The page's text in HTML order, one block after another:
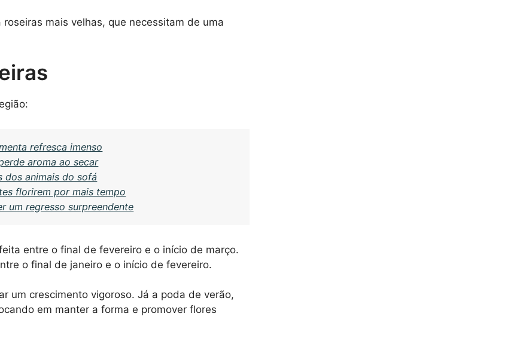
roseiras mais velhas, que necessitam de uma
refresca imenso
aroma ao secar
dos animais do sofá
florirem por mais tempo
um regresso surpreendente
entre o final de fevereiro e o início de março.
o final de janeiro e o início de fevereiro.
um crescimento vigoroso. Já a poda de verão,
em manter a forma e promover flores